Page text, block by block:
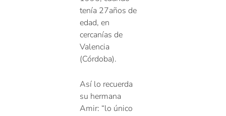
tenía 27años de
edad, en
cercanías de
Valencia
(Córdoba).
Así lo recuerda
su hermana
Amir: “lo único